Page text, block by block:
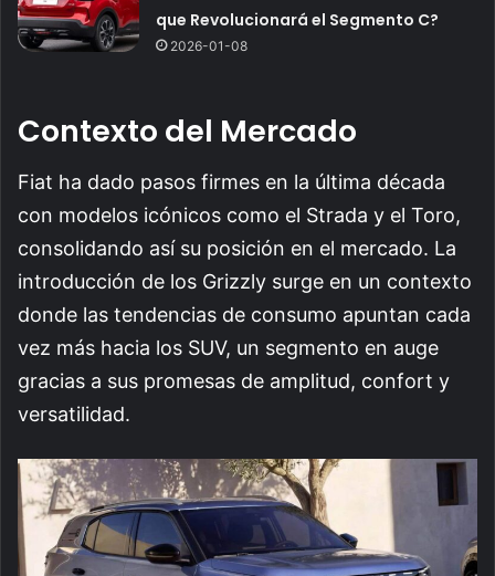
que Revolucionará el Segmento C?
2026-01-08
Contexto del Mercado
Fiat ha dado pasos firmes en la última década
con modelos icónicos como el Strada y el Toro,
consolidando así su posición en el mercado. La
introducción de los Grizzly surge en un contexto
donde las tendencias de consumo apuntan cada
vez más hacia los SUV, un segmento en auge
gracias a sus promesas de amplitud, confort y
versatilidad.